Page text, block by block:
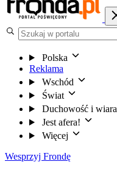
Polska
Reklama
Wschód
Świat
Duchowość i wiara
Jest afera!
Więcej
Wesprzyj Frondę